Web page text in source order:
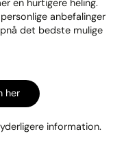
en hurtigere heling.
anbefalinger
det bedste mulige
her
information.